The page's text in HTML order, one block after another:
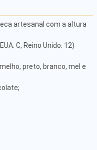
artesanal com a altura
C, Reino Unido: 12)